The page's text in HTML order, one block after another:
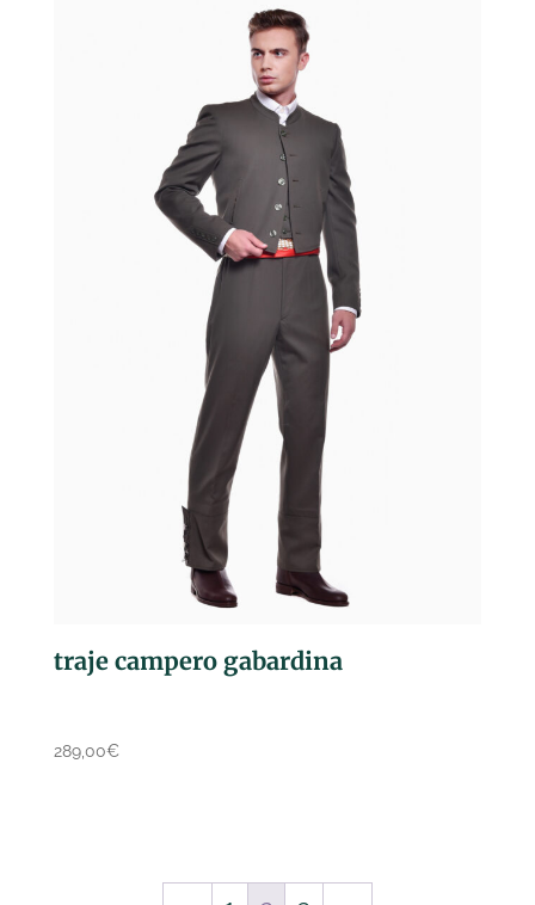
traje campero gabardina
289,00€